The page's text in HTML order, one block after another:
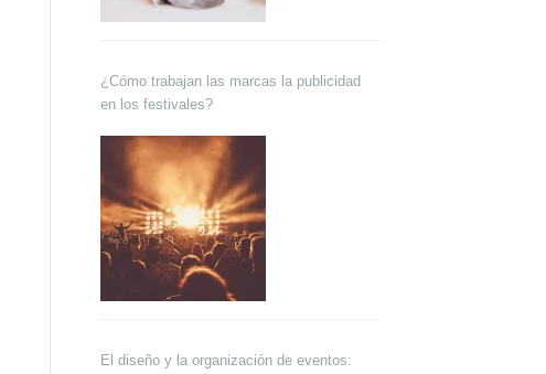
¿Cómo trabajan las marcas la publicidad
en los festivales?
El diseño y la organización de eventos: